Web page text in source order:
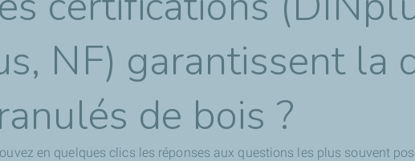
NF) garantissent la
de bois ?
en quelques clics les réponses aux questions les plus souvent